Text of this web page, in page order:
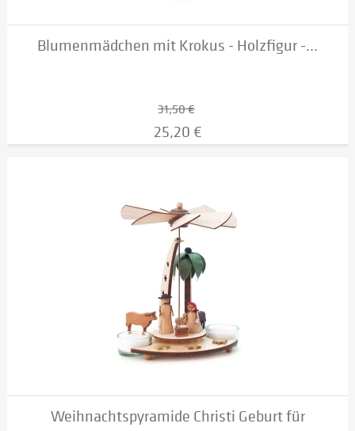
Blumenmädchen mit Krokus - Holzfigur -...
31,50 €
25,20 €
Weihnachtspyramide Christi Geburt für